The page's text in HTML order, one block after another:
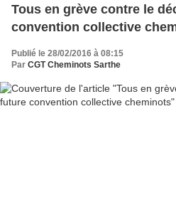
Tous en grève contre le
convention collective
Publié le 28/02/2016 à 08:15
Par CGT Cheminots Sarthe